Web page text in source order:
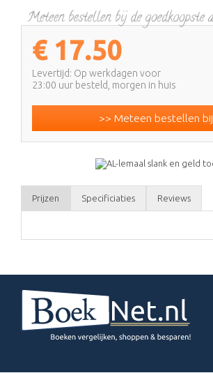
€ 17.50
Levertijd: Op werkdagen voor
23:00 uur besteld, morgen in huis
>> Meteen bestellen bij
Prijzen Specificiaties Reviews